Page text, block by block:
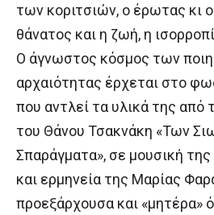
των κοριτσιών, ο έρωτας κι
θάνατος και η ζωή, η
Ο άγνωστος κόσμος των
αρχαιότητας έρχεται στο
που αντλεί τα υλικά της από
του Θάνου Τσακνάκη «Των
Σπαράγματα», σε μουσική
και ερμηνεία της Μαρίας
προεξάρχουσα και «μητέρα»